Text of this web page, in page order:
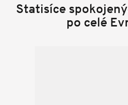
Statisíce
po celé